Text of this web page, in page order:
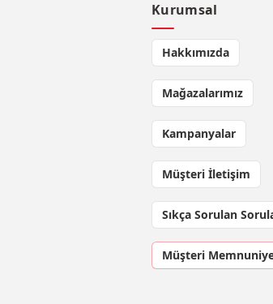
Kurumsal
Hakkımızda
Mağazalarımız
Kampanyalar
Müşteri İletişim
Sıkça Sorulan
Müşteri